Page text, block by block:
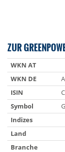
ZUR
WKN AT
WKN DE
ISIN
Symbol
Indizes
Land
Branche